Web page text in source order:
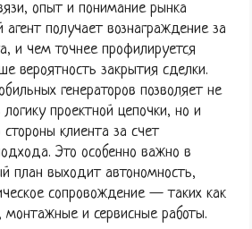
опыт и понимание рынка
получает вознаграждение за
и чем точнее профилируется
вероятность закрытия сделки.
генераторов позволяет не
проектной цепочки, но и
клиента за счет
Это особенно важно в
план выходит автономность,
сопровождение — таких как
и сервисные работы.